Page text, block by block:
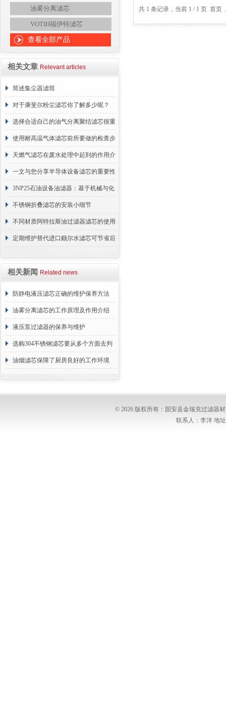
油雾分离滤芯
VOTIH福伊特滤芯
查看全部产品
相关文章 Relevant articles
简述集尘器滤筒
对于康斐尔粉尘滤芯你了解多少呢？
选择合适自己的油气分离聚结滤芯很重
要
使用耐高温气体滤芯前所要做的检查步
骤
天燃气滤芯在废水处理中起到的作用介
绍
一文与您分享半导体设备滤芯的重要性
3NP25石油设备油滤器：基于机械与化
学协同的油液净化核心
不锈钢折叠滤芯的安装小细节
不同材质阿特拉斯油过滤器滤芯的使用
周期区别介绍
定期维护替代进口颇尔水滤芯可节省后
相关新闻 Related news
防静电液压滤芯正确的维护保养方法
油雾分离滤芯的工作原理及作用介绍
液压泵过滤器的保养与维护
选购304不锈钢滤芯要从多个方面去判
断
油烟滤芯保障了厨房良好的工作环境
共 1 条记录，当前 1 / 1 页 首
© 2026 版权所有：固安县金瑞克过滤器
联系人：李洋 地